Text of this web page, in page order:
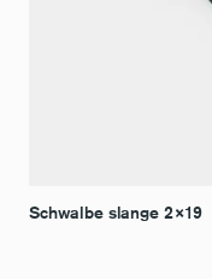
Schwalbe slange 2×19